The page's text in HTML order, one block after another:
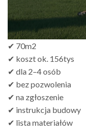
✔ 70m2
✔ koszt ok. 156tys
✔ dla 2–4 osób
✔ bez pozwolenia
✔ na zgłoszenie
✔ instrukcja budowy
✔ lista materiałów